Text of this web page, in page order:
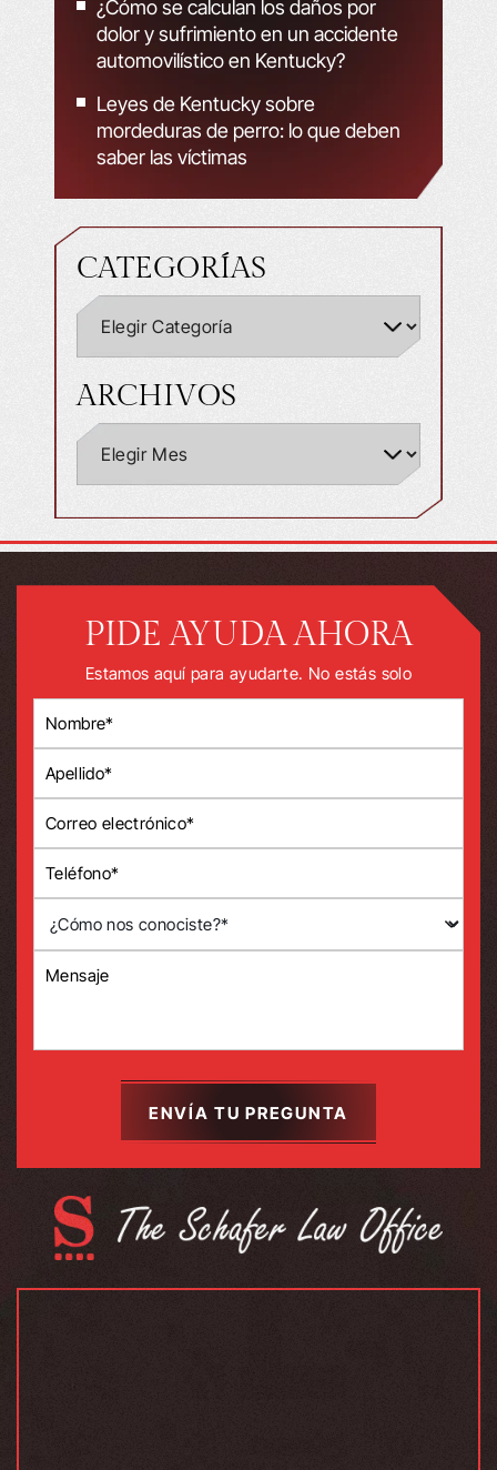
¿Cómo se calculan los daños por
dolor y sufrimiento en un accidente
automovilístico en Kentucky?
Leyes de Kentucky sobre
mordeduras de perro: lo que deben
saber las víctimas
CATEGORÍAS
ARCHIVOS
PIDE AYUDA AHORA
Estamos aquí para ayudarte. No estás solo